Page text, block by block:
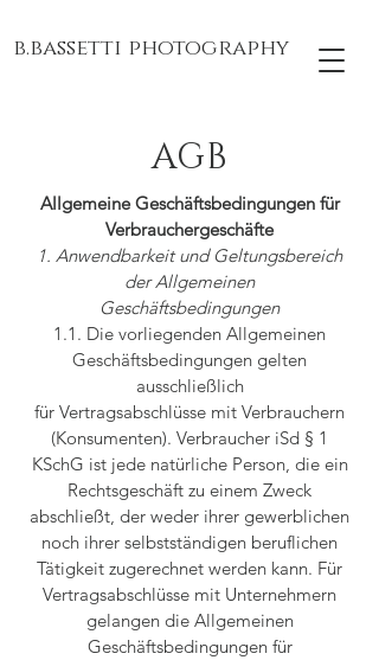
b.bassetti photography
AGB
Allgemeine Geschäftsbedingungen für
Verbrauchergeschäfte
1. Anwendbarkeit und Geltungsbereich
der Allgemeinen
Geschäftsbedingungen
1.1. Die vorliegenden Allgemeinen
Geschäftsbedingungen gelten
ausschließlich
für Vertragsabschlüsse mit Verbrauchern
(Konsumenten). Verbraucher iSd § 1
KSchG ist jede natürliche Person, die ein
Rechtsgeschäft zu einem Zweck
abschließt, der weder ihrer gewerblichen
noch ihrer selbstständigen beruflichen
Tätigkeit zugerechnet werden kann. Für
Vertragsabschlüsse mit Unternehmern
gelangen die Allgemeinen
Geschäftsbedingungen für